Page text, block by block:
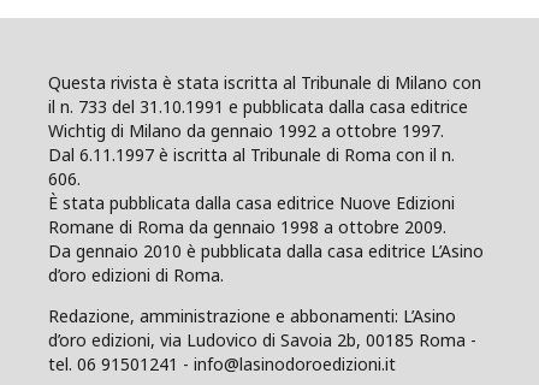
Questa rivista è stata iscritta al Tribunale di Milano con
il n. 733 del 31.10.1991 e pubblicata dalla casa editrice
Wichtig di Milano da gennaio 1992 a ottobre 1997.
Dal 6.11.1997 è iscritta al Tribunale di Roma con il n.
606.
È stata pubblicata dalla casa editrice Nuove Edizioni
Romane di Roma da gennaio 1998 a ottobre 2009.
Da gennaio 2010 è pubblicata dalla casa editrice L’Asino
d’oro edizioni di Roma.
Redazione, amministrazione e abbonamenti: L’Asino
d’oro edizioni, via Ludovico di Savoia 2b, 00185 Roma -
tel. 06 91501241 - info@lasinodoroedizioni.it